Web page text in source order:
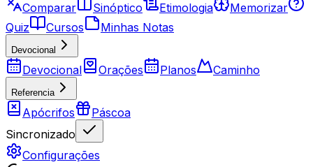
Comparar Sinóptico Etimologia
Memorizar
Quiz
Cursos Minhas Notas
Devocional
Devocional Orações Planos Caminho
Referencia
Apócrifos
Páscoa
Sincronizado
Configurações